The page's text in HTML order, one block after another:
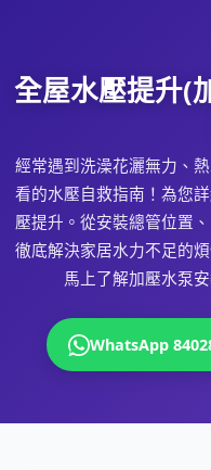
全屋水壓提升(
經常遇到洗澡花灑無力、
看的水壓自救指南！為您
壓提升。從安裝總管位置
徹底解決家居水力不足的
馬上了解加壓水泵
WhatsApp